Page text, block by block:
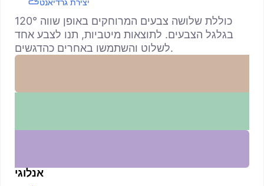
יצירת גרדיאנט
כוללת שלושה צבעים המרוחקים באופן שווה 120°
בגלגל הצבעים. לתוצאות מיטביות, תנו לצבע אחד
לשלוט והשתמשו באחרים כהדגשים.
אנלוגי